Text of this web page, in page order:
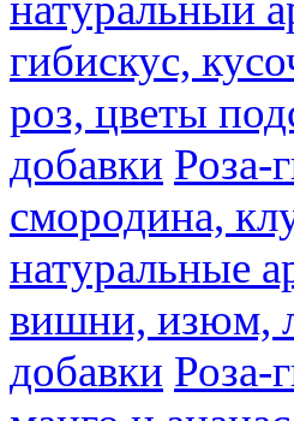
гибискус,
роз, цветы
добавки Роза-
смородина,
натуральные
вишни, изюм,
добавки Роза-